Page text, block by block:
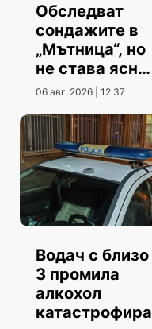
Обследват
сондажите в
„Мътница“, но
не става ясно
кога
06 авг. 2026 | 12:37
Водач с близо
3 промила
алкохол
катастрофира